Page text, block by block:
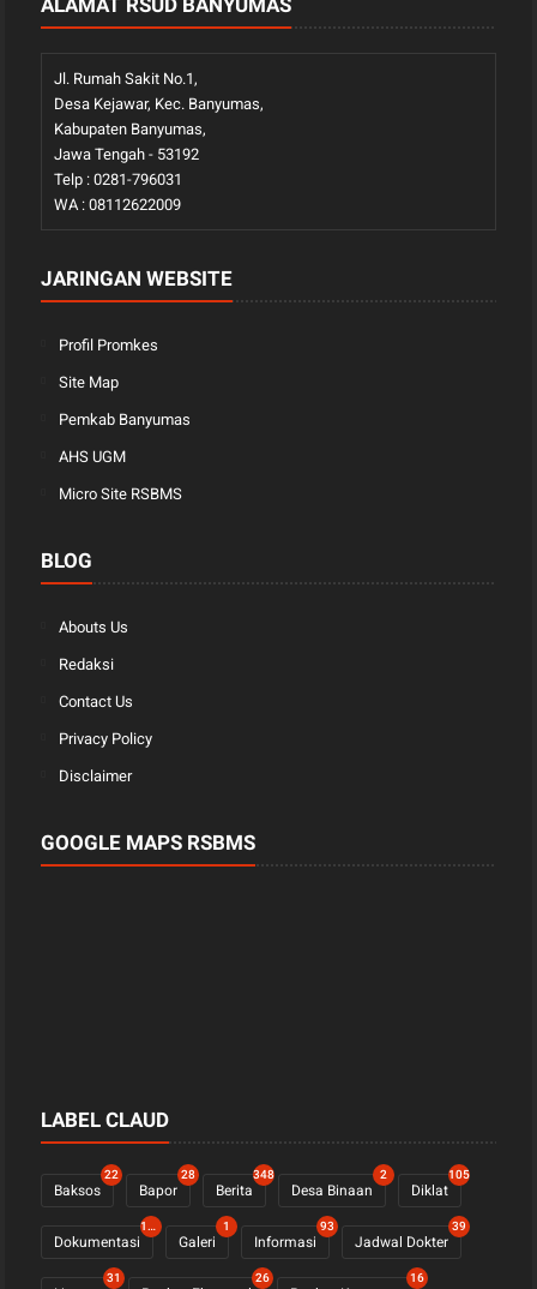
ALAMAT RSUD BANYUMAS
Jl. Rumah Sakit No.1,
Desa Kejawar, Kec. Banyumas,
Kabupaten Banyumas,
Jawa Tengah - 53192
Telp : 0281-796031
WA : 08112622009
JARINGAN WEBSITE
Profil Promkes
Site Map
Pemkab Banyumas
AHS UGM
Micro Site RSBMS
BLOG
Abouts Us
Redaksi
Contact Us
Privacy Policy
Disclaimer
GOOGLE MAPS RSBMS
LABEL CLAUD
Baksos
22
Bapor
28
Berita
348
Desa Binaan
2
Diklat
105
Dokumentasi
1122
Galeri
1
Informasi
93
Jadwal Dokter
39
31 26 16